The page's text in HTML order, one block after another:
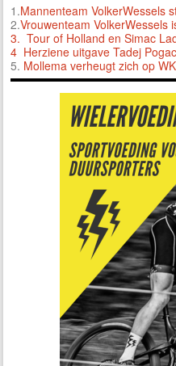
1.Mannenteam VolkerWessels
2.Vrouwenteam VolkerWessels
3. Tour of Holland en Simac
4 Herziene uitgave Tadej
5. Mollema verheugt zich op